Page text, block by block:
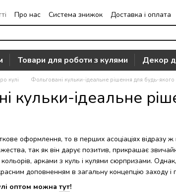
Про нас Система знижок
Доставка і оплата
Часто задавані питання Відгуки про магазин
Товари для роботи з кулями Декор
кулі Фольговані кульки-ідеальне рішення для будь-якого
кульки-ідеальне
оформлення, то в перших асоціаціях відразу ж
так як він дарує позитив, прикрашає
кольорів, арками з куль і кулями сюрпризами.
доповненням в загальну концепцію заходу
оптом можна тут!